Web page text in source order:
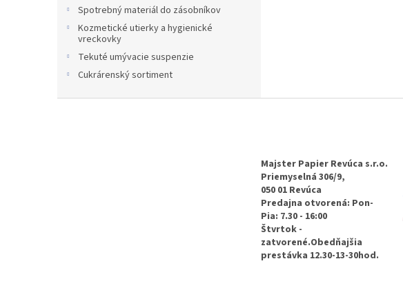
Spotrebný materiál do zásobníkov
Kozmetické utierky a hygienické
vreckovky
Tekuté umývacie suspenzie
Cukrárenský sortiment
Majster Papier Revúca s.r.o.
Priemyselná 306/9,
050 01 Revúca
Predajna otvorená: Pon-
Pia: 7.30 - 16:00
Štvrtok -
zatvorené.Obedňajšia
prestávka 12.30-13-30hod.